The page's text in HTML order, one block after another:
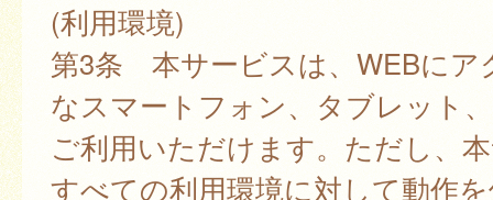
(利用環境)
第3条 本サービスは、WEBにア
なスマートフォン、タブレット
ご利用いただけます。ただし、
すべての利用環境に対して動作